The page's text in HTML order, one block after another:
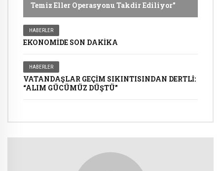
Temiz Eller Operasyonu Takdir Ediliyor”
HABERLER
EKONOMİDE SON DAKİKA
HABERLER
VATANDAŞLAR GEÇİM SIKINTISINDAN DERTLİ:
“ALIM GÜCÜMÜZ DÜŞTÜ”